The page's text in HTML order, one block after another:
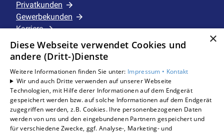
Privatkunden
Gewerbekunden
Karriere
Unternehmen
Standorte
Schermbeck
Um externe HTML-Inhalte anzuzeigen, benötigen
wir Ihre Einwilligung.
×
Diese Webseite verwendet Cookies und
andere (Dritt-)Dienste
Weitere Informationen finden Sie unter: Impressum • Kontakt
Wir und auch Dritte verwenden auf unserer Webseite
Technologien, mit Hilfe derer Informationen auf dem Endgerät
gespeichert werden bzw. auf solche Informationen auf dem Endgerät
zugegriffen werden, z.B. Cookies. Ihre personenbezogenen Daten
werden von uns und den eingebundenen Partnern gespeichert und
für verschiedene Zwecke, ggf. Analyse-, Marketing- und